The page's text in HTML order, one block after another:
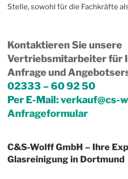
Stelle, sowohl für die Fachkräfte
Kontaktieren Sie unsere
Vertriebsmitarbeiter für
Anfrage und
02333 – 60 92 50
Per E-Mail:verkauf@cs-
Anfrageformular
C&S-Wolff GmbH – Ihre
Glasreinigung in Dortmund